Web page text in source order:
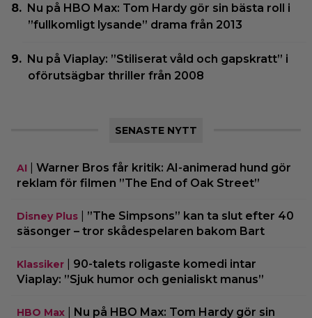
Nu på HBO Max: Tom Hardy gör sin bästa roll i
”fullkomligt lysande” drama från 2013
Nu på Viaplay: ”Stiliserat våld och gapskratt” i
oförutsägbar thriller från 2008
SENASTE NYTT
AI
Warner Bros får kritik: AI-animerad hund gör
reklam för filmen ”The End of Oak Street”
Disney Plus
”The Simpsons” kan ta slut efter 40
säsonger – tror skådespelaren bakom Bart
Klassiker
90-talets roligaste komedi intar
Viaplay: ”Sjuk humor och genialiskt manus”
HBO Max
Nu på HBO Max: Tom Hardy gör sin